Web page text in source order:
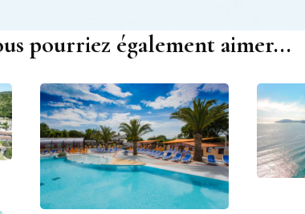
pourriez également aimer...